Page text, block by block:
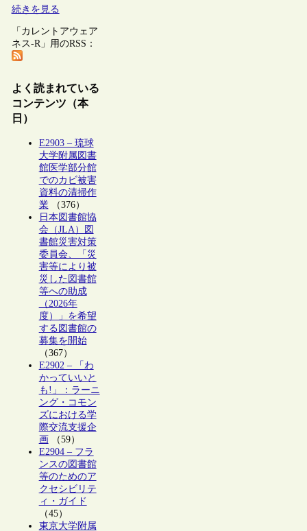
続きを見る
「カレントアウェア
ネス-R」用のRSS：
よく読まれている
コンテンツ（本
日）
E2903 – 琉球
大学附属図書
館医学部分館
でのカビ被害
資料の清掃作
業（376）
日本図書館協
会（JLA）図
書館災害対策
委員会、「災
害等により被
災した図書館
等への助成
（2026年
度）」を希望
する図書館の
募集を開始
（367）
E2902 – 「わ
かっていいと
も!」：ラーニ
ング・コモン
ズにおける学
際交流支援企
画 （59）
E2904 – フラ
ンスの図書館
等のためのア
クセシビリテ
ィ・ガイド
（45）
東京大学附属